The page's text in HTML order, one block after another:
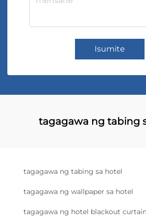
Isumite
tagagawa ng tabing
tagagawa ng tabing sa hotel
tagagawa ng wallpaper sa hotel
tagagawa ng hotel blackout